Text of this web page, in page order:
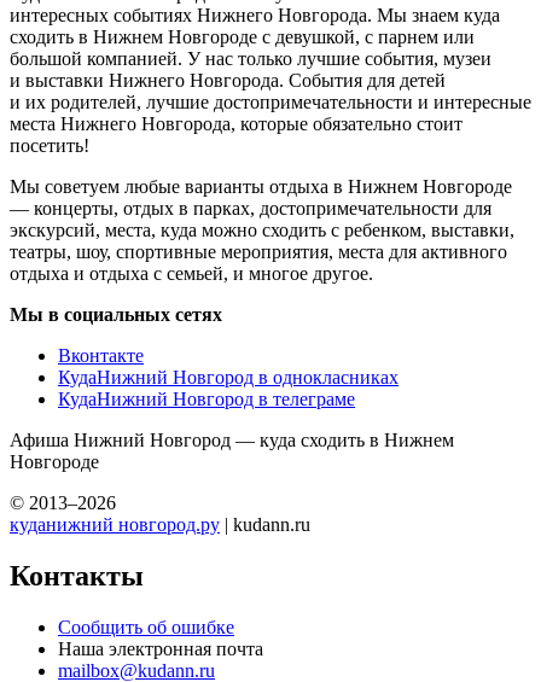
интересных событиях Нижнего Новгорода. Мы знаем куда
сходить в Нижнем Новгороде с девушкой, с парнем или
большой компанией. У нас только лучшие события, музеи
и выставки Нижнего Новгорода. События для детей
и их родителей, лучшие достопримечательности и интересные
места Нижнего Новгорода, которые обязательно стоит
посетить!
Мы советуем любые варианты отдыха в Нижнем Новгороде
— концерты, отдых в парках, достопримечательности для
экскурсий, места, куда можно сходить с ребенком, выставки,
театры, шоу, спортивные мероприятия, места для активного
отдыха и отдыха с семьей, и многое другое.
Мы в социальных сетях
Вконтакте
КудаНижний Новгород в однокласниках
КудаНижний Новгород в телеграме
Афиша Нижний Новгород — куда сходить в Нижнем
Новгороде
© 2013–2026
куданижний новгород.ру | kudann.ru
Контакты
Сообщить об ошибке
Наша электронная почта
mailbox@kudann.ru